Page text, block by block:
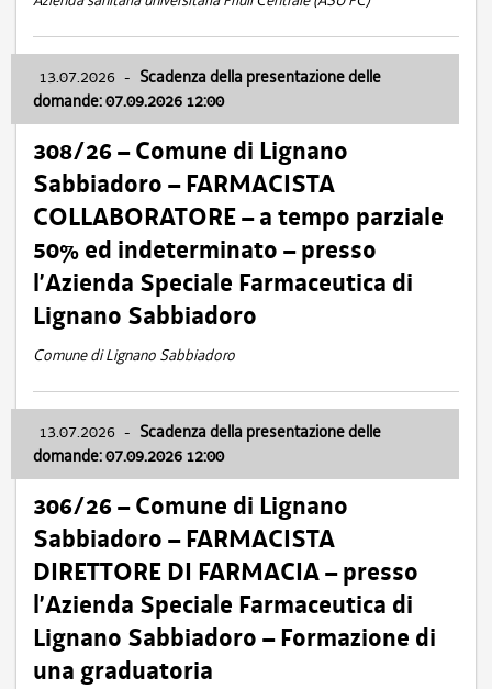
13.07.2026 - Scadenza della presentazione delle
domande: 07.09.2026 12:00
308/26 – Comune di Lignano
Sabbiadoro – FARMACISTA
COLLABORATORE – a tempo parziale
50% ed indeterminato – presso
l’Azienda Speciale Farmaceutica di
Lignano Sabbiadoro
Comune di Lignano Sabbiadoro
13.07.2026 - Scadenza della presentazione delle
domande: 07.09.2026 12:00
306/26 – Comune di Lignano
Sabbiadoro – FARMACISTA
DIRETTORE DI FARMACIA – presso
l’Azienda Speciale Farmaceutica di
Lignano Sabbiadoro – Formazione di
una graduatoria